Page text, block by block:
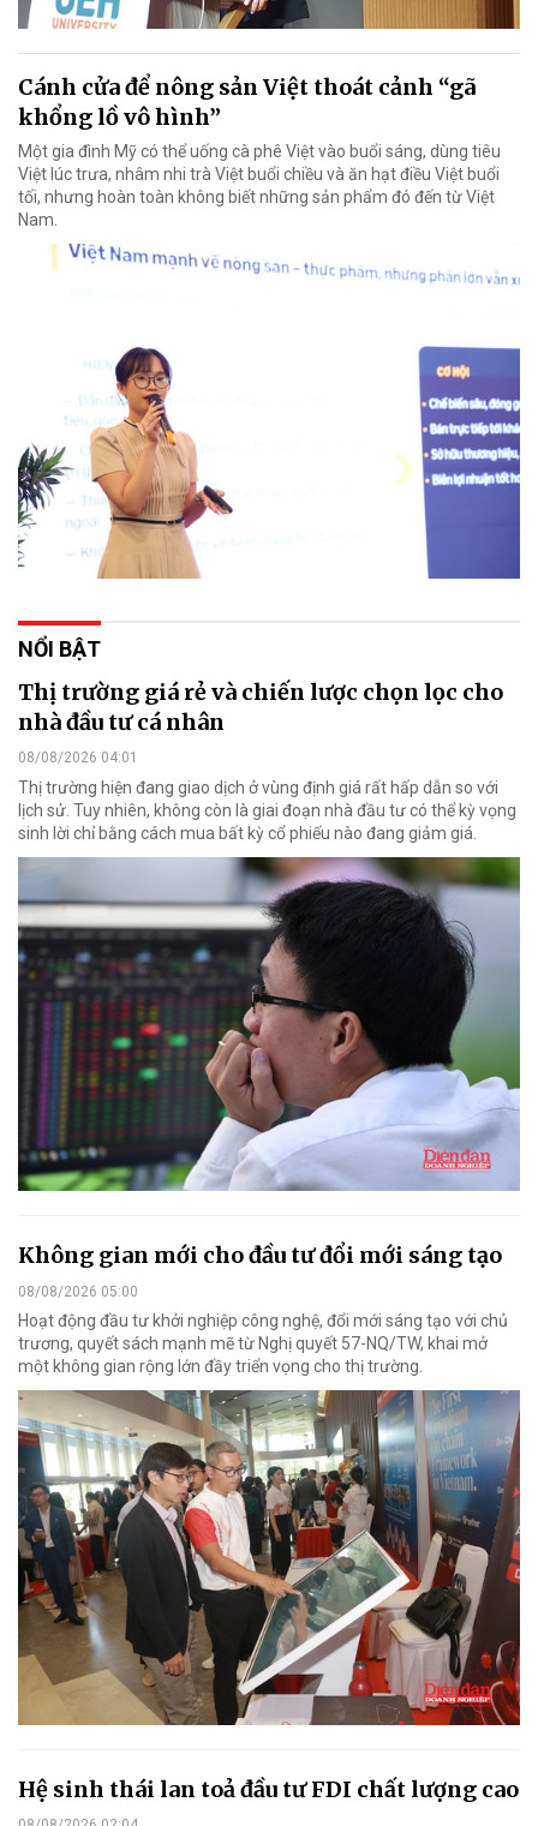
Cánh cửa để nông sản Việt thoát cảnh “gã
khổng lồ vô hình”
Một gia đình Mỹ có thể uống cà phê Việt vào buổi sáng, dùng tiêu
Việt lúc trưa, nhâm nhi trà Việt buổi chiều và ăn hạt điều Việt buổi
tối, nhưng hoàn toàn không biết những sản phẩm đó đến từ Việt
Nam.
NỔI BẬT
Thị trường giá rẻ và chiến lược chọn lọc cho
nhà đầu tư cá nhân
08/08/2026 04:01
Thị trường hiện đang giao dịch ở vùng định giá rất hấp dẫn so với
lịch sử. Tuy nhiên, không còn là giai đoạn nhà đầu tư có thể kỳ vọng
sinh lời chỉ bằng cách mua bất kỳ cổ phiếu nào đang giảm giá.
Không gian mới cho đầu tư đổi mới sáng tạo
08/08/2026 05:00
Hoạt động đầu tư khởi nghiệp công nghệ, đổi mới sáng tạo với chủ
trương, quyết sách mạnh mẽ từ Nghị quyết 57-NQ/TW, khai mở
một không gian rộng lớn đầy triển vọng cho thị trường.
Hệ sinh thái lan toả đầu tư FDI chất lượng cao